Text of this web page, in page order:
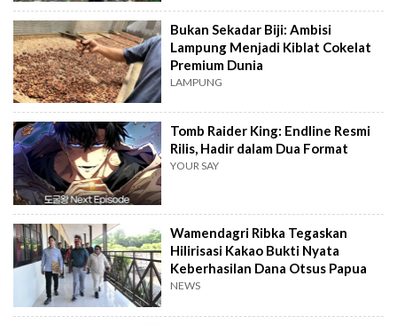
Bukan Sekadar Biji: Ambisi
Lampung Menjadi Kiblat Cokelat
Premium Dunia
LAMPUNG
Tomb Raider King: Endline Resmi
Rilis, Hadir dalam Dua Format
YOUR SAY
Wamendagri Ribka Tegaskan
Hilirisasi Kakao Bukti Nyata
Keberhasilan Dana Otsus Papua
NEWS